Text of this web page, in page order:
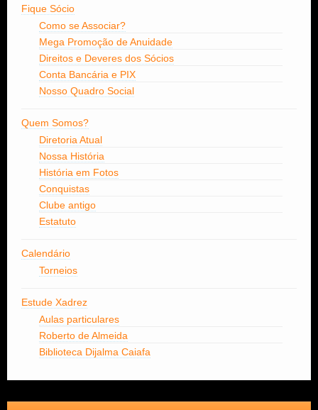
Fique Sócio
Como se Associar?
Mega Promoção de Anuidade
Direitos e Deveres dos Sócios
Conta Bancária e PIX
Nosso Quadro Social
Quem Somos?
Diretoria Atual
Nossa História
História em Fotos
Conquistas
Clube antigo
Estatuto
Calendário
Torneios
Estude Xadrez
Aulas particulares
Roberto de Almeida
Biblioteca Dijalma Caiafa